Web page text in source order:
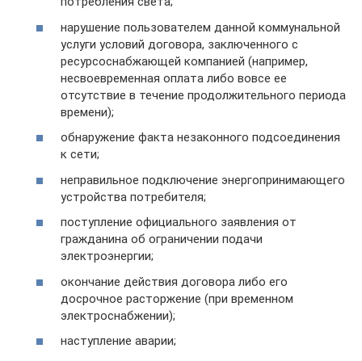
нарушение пользователем данной коммунальной
услуги условий договора, заключенного с
ресурсоснабжающей компанией (например,
несвоевременная оплата либо вовсе ее
отсутствие в течение продолжительного периода
времени);
обнаружение факта незаконного подсоединения
к сети;
неправильное подключение энергопринимающего
устройства потребителя;
поступление официального заявления от
гражданина об ограничении подачи
электроэнергии;
окончание действия договора либо его
досрочное расторжение (при временном
электроснабжении);
наступление аварии;